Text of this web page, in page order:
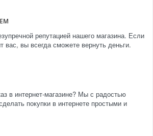
репутацией нашего магазина. Если
вас, вы всегда сможете вернуть деньги.
в интернет-магазине? Мы с радостью
покупки в интернете простыми и